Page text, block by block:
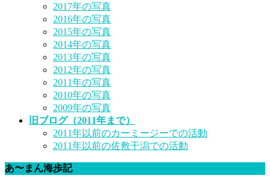
2017年の写真
2016年の写真
2015年の写真
2014年の写真
2013年の写真
2012年の写真
2011年の写真
2010年の写真
2009年の写真
旧ブログ（2011年まで）
2011年以前のカーミージーでの活動
2011年以前の佐敷干潟での活動
あ〜まん海歩記